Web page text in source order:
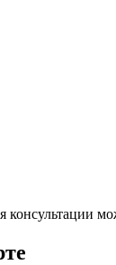
консультации